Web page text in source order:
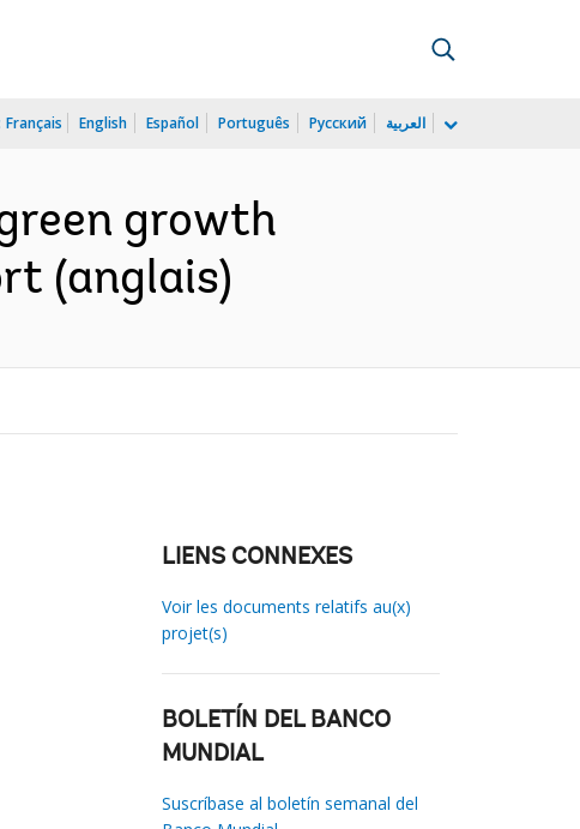
Français English Español Português Русский العربية
growth
(anglais)
LIENS CONNEXES
Voir les documents relatifs au(x)
projet(s)
BOLETÍN DEL BANCO
MUNDIAL
Suscríbase al boletín semanal del